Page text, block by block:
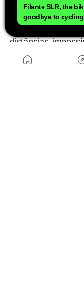
sempre tenha
claro é que,
distâncias
‘máquinas
Filante SLR, the
goodbye to cycling